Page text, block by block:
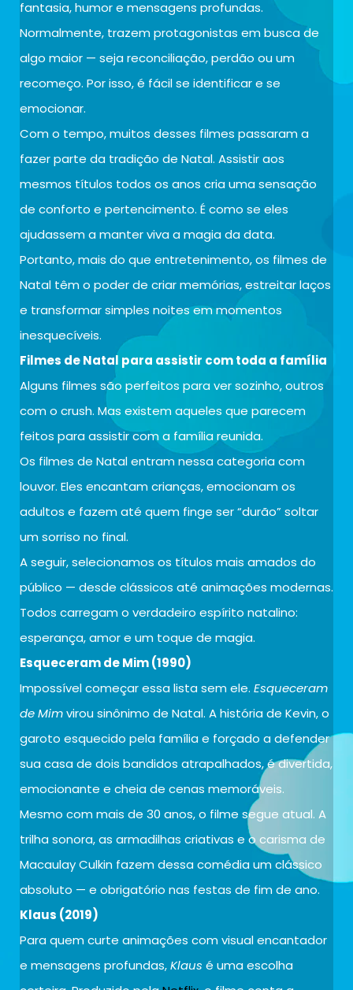
fantasia, humor e mensagens profundas.
Normalmente, trazem protagonistas em busca de
algo maior — seja reconciliação, perdão ou um
recomeço. Por isso, é fácil se identificar e se
emocionar.
Com o tempo, muitos desses filmes passaram a
fazer parte da tradição de Natal. Assistir aos
mesmos títulos todos os anos cria uma sensação
de conforto e pertencimento. É como se eles
ajudassem a manter viva a magia da data.
Portanto, mais do que entretenimento, os filmes de
Natal têm o poder de criar memórias, estreitar laços
e transformar simples noites em momentos
inesquecíveis.
Filmes de Natal para assistir com toda a família
Alguns filmes são perfeitos para ver sozinho, outros
com o crush. Mas existem aqueles que parecem
feitos para assistir com a família reunida.
Os filmes de Natal entram nessa categoria com
louvor. Eles encantam crianças, emocionam os
adultos e fazem até quem finge ser “durão” soltar
um sorriso no final.
A seguir, selecionamos os títulos mais amados do
público — desde clássicos até animações modernas.
Todos carregam o verdadeiro espírito natalino:
esperança, amor e um toque de magia.
Esqueceram de Mim (1990)
Impossível começar essa lista sem ele. Esqueceram
de Mimvirou sinônimo de Natal. A história de Kevin, o
garoto esquecido pela família e forçado a defender
sua casa de dois bandidos atrapalhados, é divertida,
emocionante e cheia de cenas memoráveis.
Mesmo com mais de 30 anos, o filme segue atual. A
trilha sonora, as armadilhas criativas e o carisma de
Macaulay Culkin fazem dessa comédia um clássico
absoluto — e obrigatório nas festas de fim de ano.
Klaus (2019)
Para quem curte animações com visual encantador
e mensagens profundas,Klaus é uma escolha